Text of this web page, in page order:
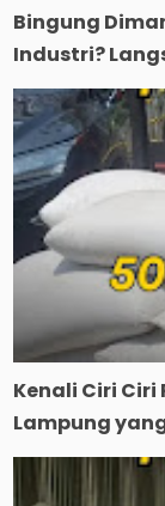
Bingung
Industri?
Kenali Ciri Ciri
Lampung